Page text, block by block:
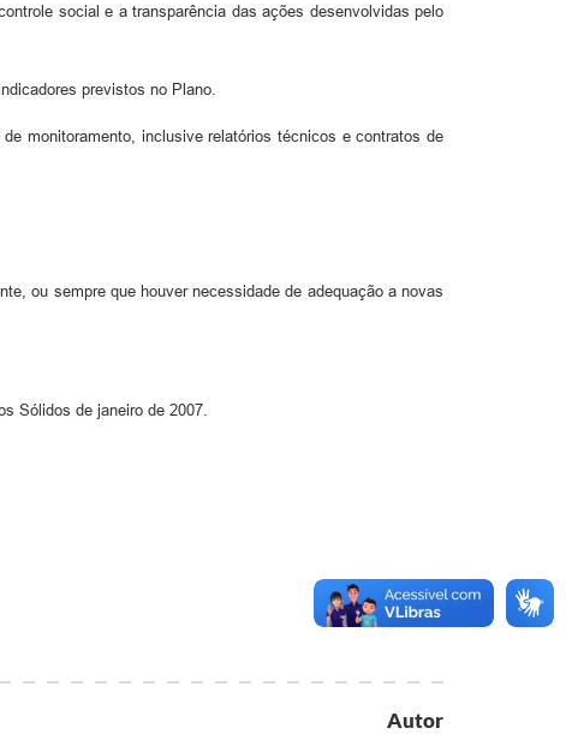
social e a transparência das ações desenvolvidas pelo
previstos no Plano.
monitoramento, inclusive relatórios técnicos e contratos de
ou sempre que houver necessidade de adequação a novas
Sólidos de janeiro de 2007.
Autor